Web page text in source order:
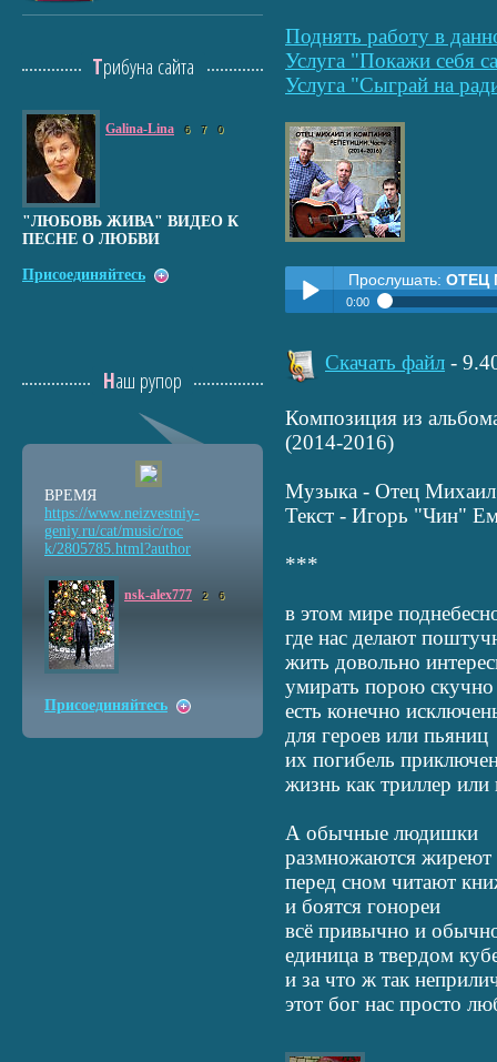
Поднять работу в
Услуга "Покажи себя
Услуга "Сыграй на
Play /
pause
Прослушать: ОТЕЦ
0:00
Скачать файл -
Композиция из
(2014-2016)
Музыка - Отец Михаил
Текст - Игорь "Чин"
***
в этом мире
где нас делают
жить довольно
умирать порою скучно
есть конечно
для героев или пьяниц
их погибель
жизнь как триллер или
А обычные людишки
размножаются жиреют
перед сном читают
и боятся гонореи
всё привычно и
единица в твердом
и за что ж так
этот бог нас просто
Трибуна сайта
Galina-Lina 6 7 0
"ЛЮБОВЬ ЖИВА" ВИДЕО К
ПЕСНЕ О ЛЮБВИ
Присоединяйтесь
Наш рупор
ВРЕМЯ
https://www.neizvestniy-
geniy.ru/cat/music/roc
k/2805785.html?author
nsk-alex777 2 6
Присоединяйтесь